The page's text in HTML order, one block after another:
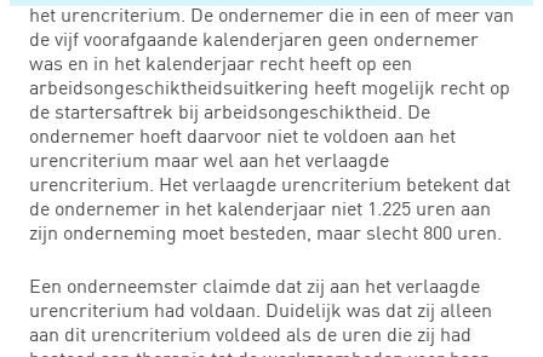
het urencriterium. De ondernemer die in een of meer van
de vijf voorafgaande kalenderjaren geen ondernemer
was en in het kalenderjaar recht heeft op een
arbeidsongeschiktheidsuitkering heeft mogelijk recht op
de startersaftrek bij arbeidsongeschiktheid. De
ondernemer hoeft daarvoor niet te voldoen aan het
urencriterium maar wel aan het verlaagde
urencriterium. Het verlaagde urencriterium betekent dat
de ondernemer in het kalenderjaar niet 1.225 uren aan
zijn onderneming moet besteden, maar slecht 800 uren.
Een onderneemster claimde dat zij aan het verlaagde
urencriterium had voldaan. Duidelijk was dat zij alleen
aan dit urencriterium voldeed als de uren die zij had